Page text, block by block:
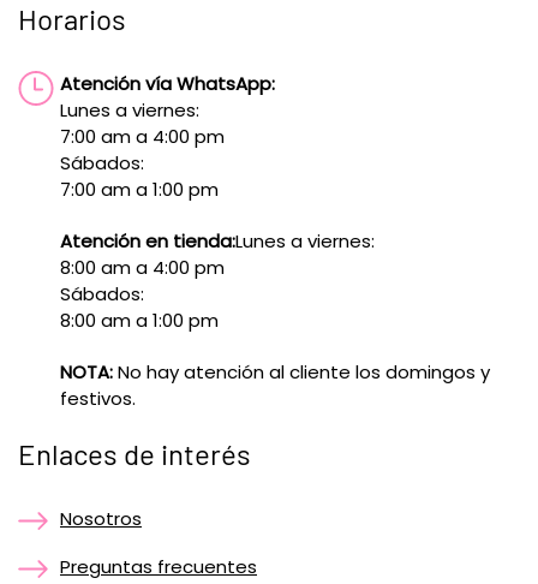
Horarios
Atención vía WhatsApp:
Lunes a viernes:
7:00 am a 4:00 pm
Sábados:
7:00 am a 1:00 pm
Atención en tienda:Lunes a viernes:
8:00 am a 4:00 pm
Sábados:
8:00 am a 1:00 pm
NOTA:No hay atención al cliente los domingos y
festivos.
Enlaces de interés
Nosotros
Preguntas frecuentes